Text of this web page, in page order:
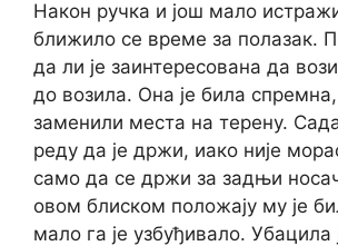
Након ручка и још мало
ближило се време за полазак.
да ли је заинтересована да
до возила. Она је била
заменили места на терену.
реду да је држи, иако није
само да се држи за задњи
овом блиском положају му је
мало га је узбуђивало. Убацила